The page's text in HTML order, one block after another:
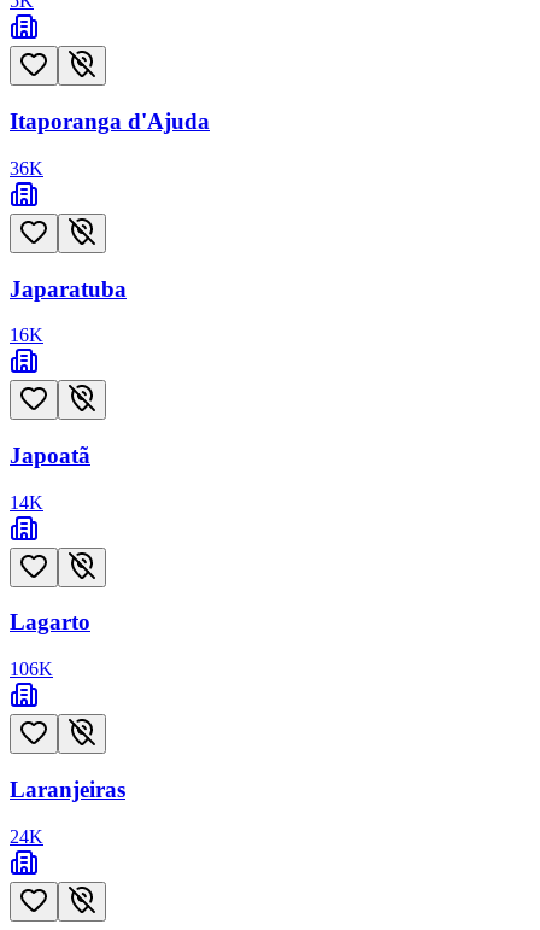
Itaporanga d'Ajuda
36K
Japaratuba
16K
Japoatã
14K
Lagarto
106K
Laranjeiras
24K